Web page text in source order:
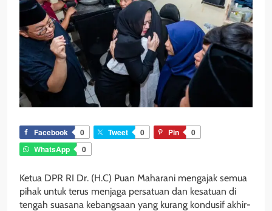
Facebook 0 Tweet 0 Pin
0
WhatsApp
0
Ketua DPR RI Dr. (H.C) Puan Maharani mengajak semua
pihak untuk terus menjaga persatuan dan kesatuan di
tengah suasana kebangsaan yang kurang kondusif akhir-